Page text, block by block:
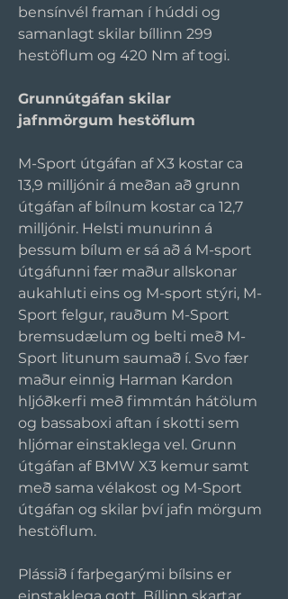
bensínvél framan í húddi og
samanlagt skilar bíllinn 299
hestöflum og 420 Nm af togi.
Grunnútgáfan skilar
jafnmörgum hestöflum
M-Sport útgáfan af X3 kostar ca
13,9 milljónir á meðan að grunn
útgáfan af bílnum kostar ca 12,7
milljónir. Helsti munurinn á
þessum bílum er sá að á M-sport
útgáfunni fær maður allskonar
aukahluti eins og M-sport stýri, M-
Sport felgur, rauðum M-Sport
bremsudælum og belti með M-
Sport litunum saumað í. Svo fær
maður einnig Harman Kardon
hljóðkerfi með fimmtán hátölum
og bassaboxi aftan í skotti sem
hljómar einstaklega vel. Grunn
útgáfan af BMW X3 kemur samt
með sama vélakost og M-Sport
útgáfan og skilar því jafn mörgum
hestöflum.
Plássið í farþegarými bílsins er
einstaklega gott. Bíllinn skartar